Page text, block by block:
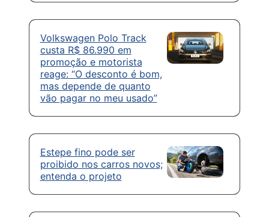
Volkswagen Polo Track
custa R$ 86.990 em
promoção e motorista
reage: “O desconto é bom,
mas depende de quanto
vão pagar no meu usado”
Estepe fino pode ser
proibido nos carros novos;
entenda o projeto